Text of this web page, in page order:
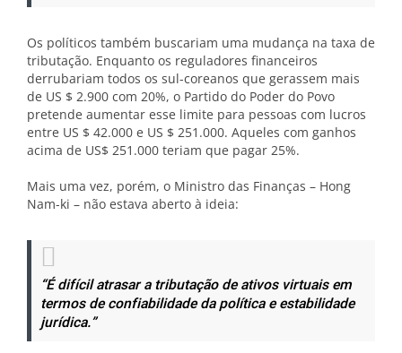
Os políticos também buscariam uma mudança na taxa de
tributação. Enquanto os reguladores financeiros
derrubariam todos os sul-coreanos que gerassem mais
de US $ 2.900 com 20%, o Partido do Poder do Povo
pretende aumentar esse limite para pessoas com lucros
entre US $ 42.000 e US $ 251.000. Aqueles com ganhos
acima de US$ 251.000 teriam que pagar 25%.
Mais uma vez, porém, o Ministro das Finanças – Hong
Nam-ki – não estava aberto à ideia:
“É difícil atrasar a tributação de ativos virtuais em
termos de confiabilidade da política e estabilidade
jurídica.”